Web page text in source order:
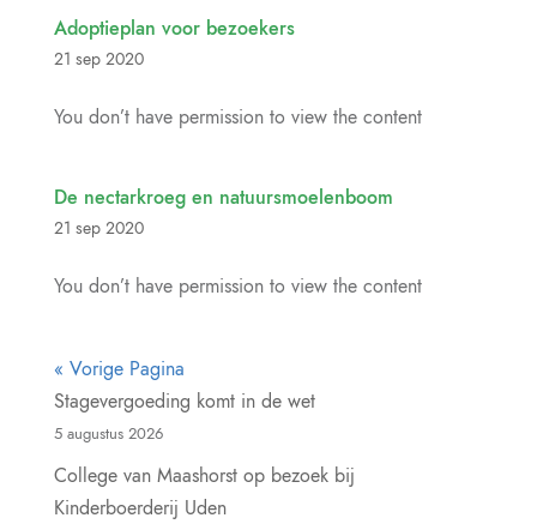
Adoptieplan voor bezoekers
21 sep 2020
You don’t have permission to view the content
De nectarkroeg en natuursmoelenboom
21 sep 2020
You don’t have permission to view the content
« Vorige Pagina
Stagevergoeding komt in de wet
5 augustus 2026
College van Maashorst op bezoek bij
Kinderboerderij Uden